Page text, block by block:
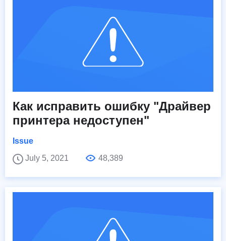
Как исправить ошибку "Драйвер
принтера недоступен"
Issue
July 5, 2021
48,389